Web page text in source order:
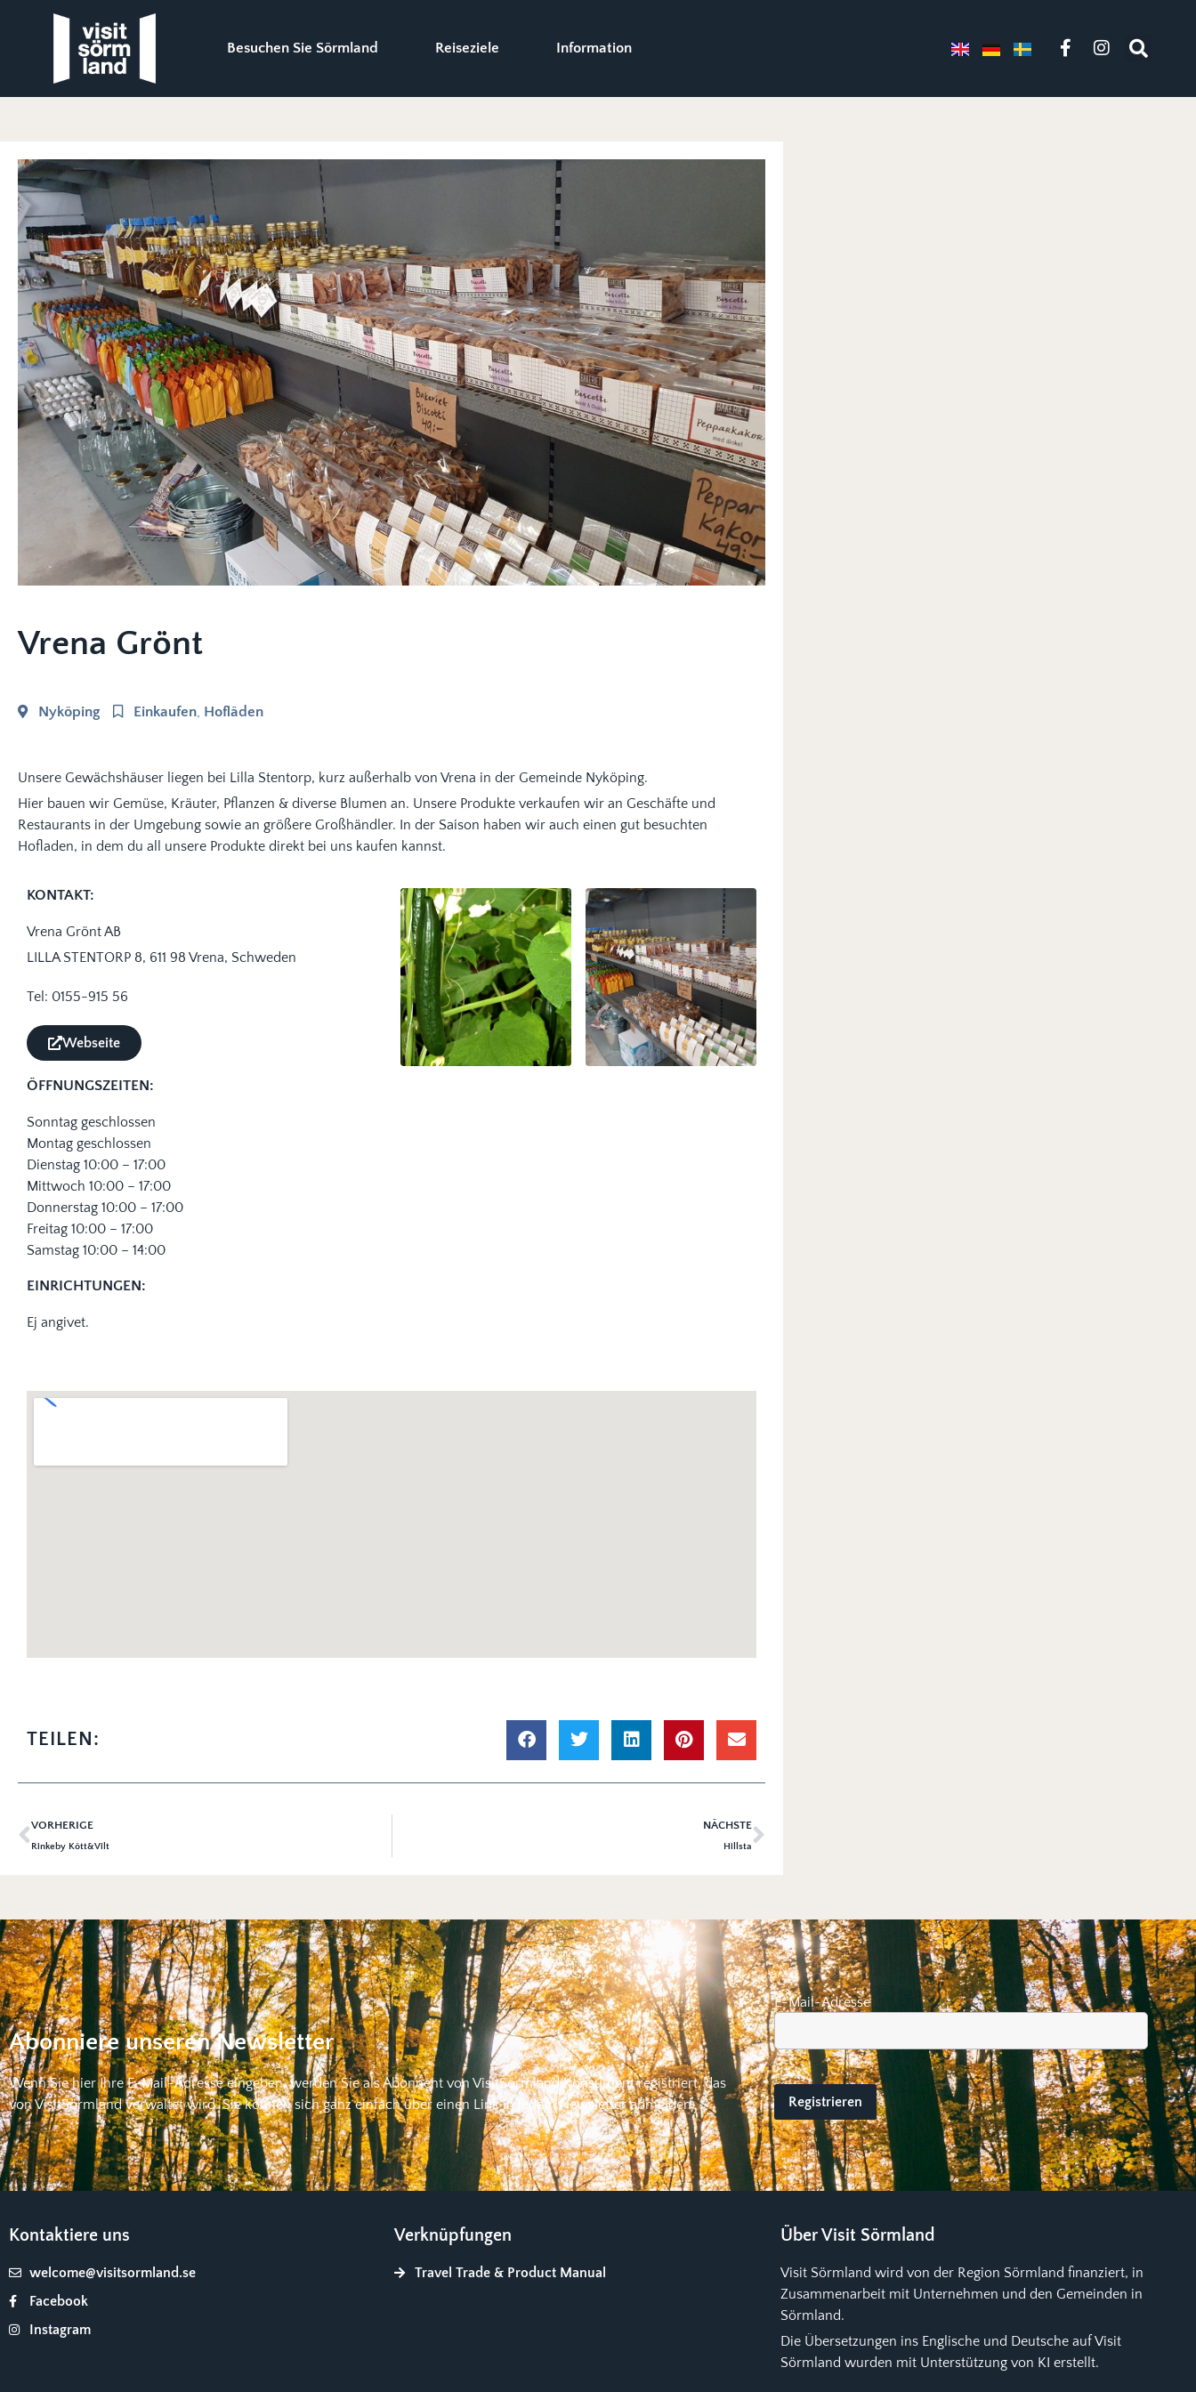
Besuchen Sie Sörmland Reiseziele Information
Vrena Grönt
Nyköping Einkaufen, Hofläden
Unsere Gewächshäuser liegen bei Lilla Stentorp, kurz außerhalb von Vrena in der Gemeinde Nyköping.
Hier bauen wir Gemüse, Kräuter, Pflanzen & diverse Blumen an. Unsere Produkte verkaufen wir an Geschäfte und
Restaurants in der Umgebung sowie an größere Großhändler. In der Saison haben wir auch einen gut besuchten
Hofladen, in dem du all unsere Produkte direkt bei uns kaufen kannst.
KONTAKT:
Vrena Grönt AB
LILLA STENTORP 8, 611 98 Vrena, Schweden
Tel: 0155-915 56
Webseite
ÖFFNUNGSZEITEN:
Sonntag geschlossen
Montag geschlossen
Dienstag 10:00 – 17:00
Mittwoch 10:00 – 17:00
Donnerstag 10:00 – 17:00
Freitag 10:00 – 17:00
Samstag 10:00 – 14:00
EINRICHTUNGEN:
Ej angivet.
TEILEN:
VORHERIGE
Rinkeby Kött&Vilt
NÄCHSTE
Hillsta
Abonniere unseren Newsletter
Wenn Sie hier Ihre E-Mail-Adresse eingeben, werden Sie als Abonnent von VisitSörmland Konsument registriert, das
von VisitSörmland verwaltet wird. Sie können sich ganz einfach über einen Link in jedem Newsletter abmelden.
E-Mail-Adresse
Kontaktiere uns
welcome@visitsormland.se
Facebook
Instagram
Verknüpfungen
Travel Trade & Product Manual
Über Visit Sörmland
Visit Sörmland wird von der Region Sörmland finanziert, in
Zusammenarbeit mit Unternehmen und den Gemeinden in
Sörmland.
Die Übersetzungen ins Englische und Deutsche auf Visit
Sörmland wurden mit Unterstützung von KI erstellt.